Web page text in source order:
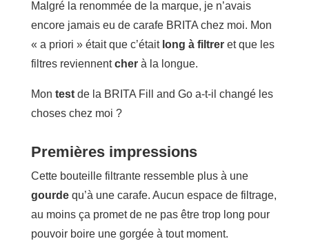
Malgré la renommée de la marque, je n’avais
encore jamais eu de carafe BRITA chez moi. Mon
« a priori » était que c’était long à filtreret que les
filtres reviennentcher à la longue.
Mon test de la BRITA Fill and Go a-t-il changé les
choses chez moi ?
Premières impressions
Cette bouteille filtrante ressemble plus à une
gourde qu’à une carafe. Aucun espace de filtrage,
au moins ça promet de ne pas être trop long pour
pouvoir boire une gorgée à tout moment.